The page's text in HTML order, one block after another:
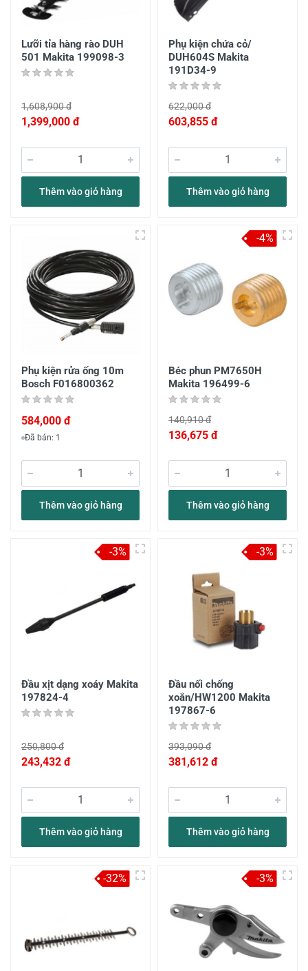
Lưỡi tỉa hàng rào DUH
501 Makita 199098-3
1,608,900 đ
1,399,000 đ
Thêm vào giỏ hàng
Phụ kiện chứa cỏ/
DUH604S Makita
191D34-9
622,000 đ
603,855 đ
Thêm vào giỏ hàng
Phụ kiện rửa ống 10m
Bosch F016800362
584,000 đ
Đã bán: 1
Thêm vào giỏ hàng
Béc phun PM7650H
Makita 196499-6
140,910 đ
136,675 đ
Thêm vào giỏ hàng
-4%
Đầu xịt dạng xoáy Makita
197824-4
250,800 đ
243,432 đ
Thêm vào giỏ hàng
-3%
Đầu nối chống
xoắn/HW1200 Makita
197867-6
393,090 đ
381,612 đ
Thêm vào giỏ hàng
-3%
-32% -3%